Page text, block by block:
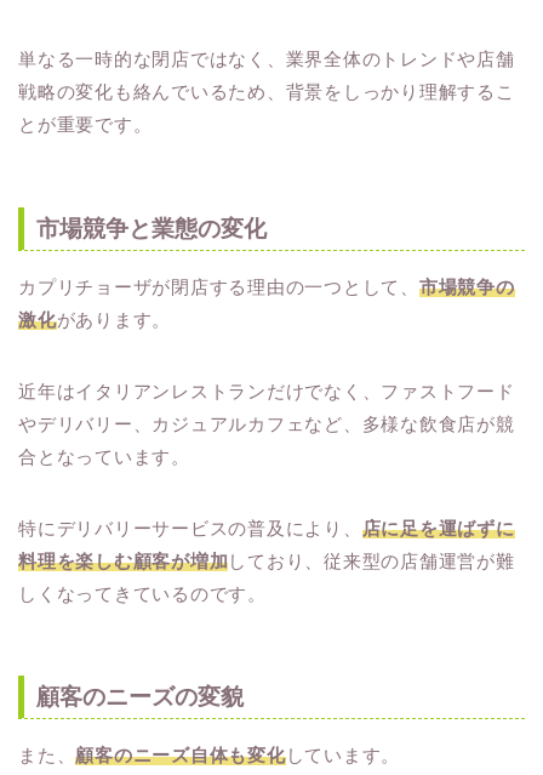
単なる一時的な閉店ではなく、業界全体のトレンドや店舗
戦略の変化も絡んでいるため、背景をしっかり理解するこ
とが重要です。
市場競争と業態の変化
カプリチョーザが閉店する理由の一つとして、 市場競争の
激化があります。
近年はイタリアンレストランだけでなく、ファストフード
やデリバリー、カジュアルカフェなど、多様な飲食店が競
合となっています。
特にデリバリーサービスの普及により、 店に足を運ばずに
料理を楽しむ顧客が増加しており、従来型の店舗運営が難
しくなってきているのです。
顧客のニーズの変貌
また、顧客のニーズ自体も変化しています。